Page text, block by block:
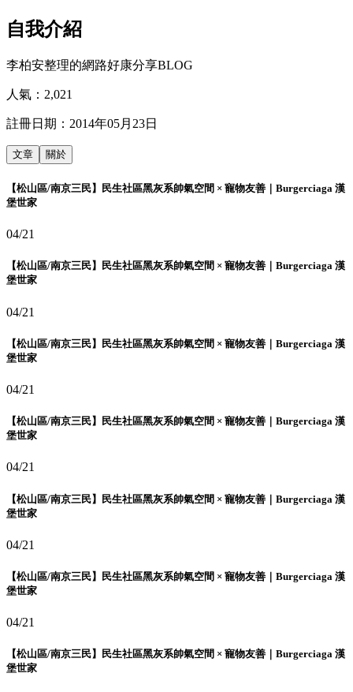
自我介紹
李柏安整理的網路好康分享BLOG
人氣： 2,021
註冊日期： 2014年05月23日
文章 關於
【松山區/南京三民】民生社區黑灰系帥氣空間 × 寵物友善｜Burgerciaga 漢
堡世家
04/21
【松山區/南京三民】民生社區黑灰系帥氣空間 × 寵物友善｜Burgerciaga 漢
堡世家
04/21
【松山區/南京三民】民生社區黑灰系帥氣空間 × 寵物友善｜Burgerciaga 漢
堡世家
04/21
【松山區/南京三民】民生社區黑灰系帥氣空間 × 寵物友善｜Burgerciaga 漢
堡世家
04/21
【松山區/南京三民】民生社區黑灰系帥氣空間 × 寵物友善｜Burgerciaga 漢
堡世家
04/21
【松山區/南京三民】民生社區黑灰系帥氣空間 × 寵物友善｜Burgerciaga 漢
堡世家
04/21
【松山區/南京三民】民生社區黑灰系帥氣空間 × 寵物友善｜Burgerciaga 漢
堡世家